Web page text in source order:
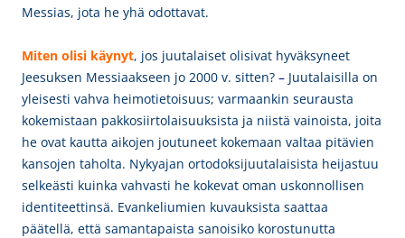
Messias, jota he yhä odottavat.
Miten olisi käynyt, jos juutalaiset olisivat hyväksyneet
Jeesuksen Messiaakseen jo 2000 v. sitten? – Juutalaisilla on
yleisesti vahva heimotietoisuus; varmaankin seurausta
kokemistaan pakkosiirtolaisuuksista ja niistä vainoista, joita
he ovat kautta aikojen joutuneet kokemaan valtaa pitävien
kansojen taholta. Nykyajan ortodoksijuutalaisista heijastuu
selkeästi kuinka vahvasti he kokevat oman uskonnollisen
identiteettinsä. Evankeliumien kuvauksista saattaa
päätellä, että samantapaista sanoisiko korostunutta